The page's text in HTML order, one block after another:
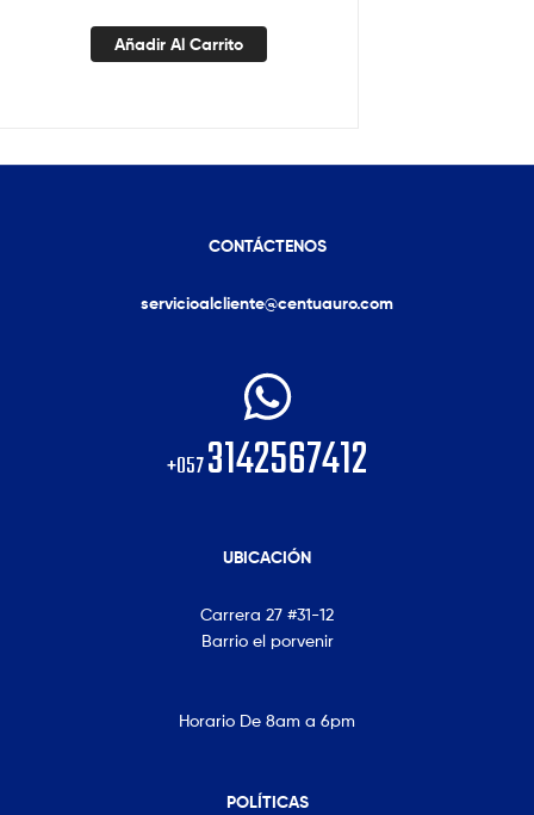
Añadir Al Carrito
CONTÁCTENOS
servicioalcliente@centuauro.com
+0573142567412
UBICACIÓN
Carrera 27 #31-12
Barrio el porvenir
Horario De 8am a 6pm
POLÍTICAS